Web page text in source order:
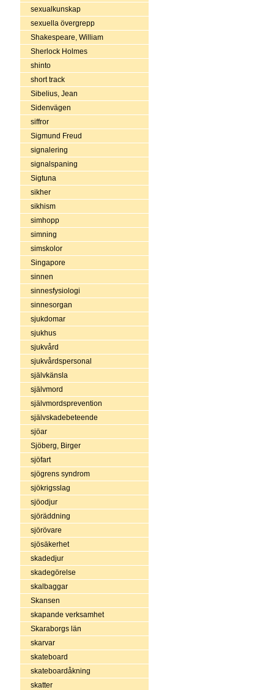
sexualkunskap
sexuella övergrepp
Shakespeare, William
Sherlock Holmes
shinto
short track
Sibelius, Jean
Sidenvägen
siffror
Sigmund Freud
signalering
signalspaning
Sigtuna
sikher
sikhism
simhopp
simning
simskolor
Singapore
sinnen
sinnesfysiologi
sinnesorgan
sjukdomar
sjukhus
sjukvård
sjukvårdspersonal
självkänsla
självmord
självmordsprevention
självskadebeteende
sjöar
Sjöberg, Birger
sjöfart
sjögrens syndrom
sjökrigsslag
sjöodjur
sjöräddning
sjörövare
sjösäkerhet
skadedjur
skadegörelse
skalbaggar
Skansen
skapande verksamhet
Skaraborgs län
skarvar
skateboard
skateboardåkning
skatter